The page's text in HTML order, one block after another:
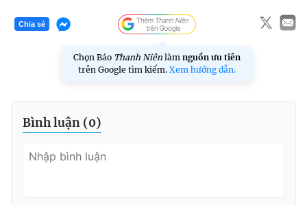
Chia sẻ
Chọn Báo Thanh Niên làm nguồn ưu tiên
trên Google tìm kiếm. Xem hướng dẫn.
Bình luận (0)